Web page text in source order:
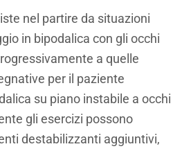
nel partire da situazioni
in bipodalica con gli occhi
a quelle
per il paziente
su piano instabile a occhi
gli esercizi possono
destabilizzanti aggiuntivi,